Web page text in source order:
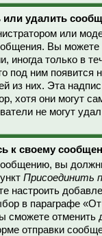
или удалить
или
Вы
только в
под ним появится
из них. Эта
хотя они могут
не могут
к своему
вы
Присоединить
настроить
в параграфе
сможете
отправки